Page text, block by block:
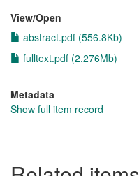
View/Open
abstract.pdf (556.8Kb)
fulltext.pdf (2.276Mb)
Metadata
Show full item record